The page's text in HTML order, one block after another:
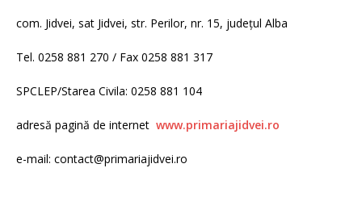
com. Jidvei, sat Jidvei, str. Perilor, nr. 15, județul Alba
Tel. 0258 881 270 / Fax 0258 881 317
SPCLEP/Starea Civila: 0258 881 104
adresă pagină de internet www.primariajidvei.ro
e-mail: contact@primariajidvei.ro